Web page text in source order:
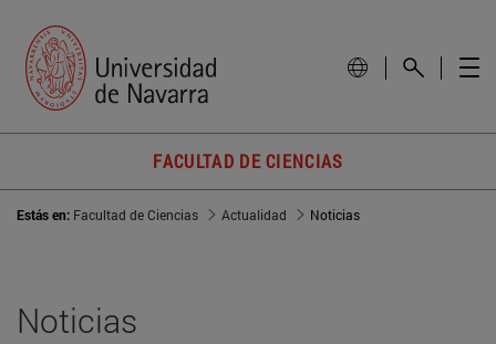
FACULTAD DE CIENCIAS
Estás en: Facultad de Ciencias Actualidad Noticias
Noticias